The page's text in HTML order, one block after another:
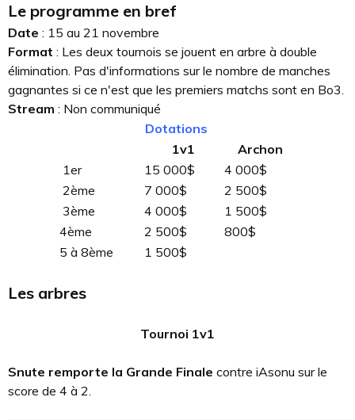
Le programme en bref
Date : 15 au 21 novembre
Format : Les deux tournois se jouent en arbre à double
élimination. Pas d'informations sur le nombre de manches
gagnantes si ce n'est que les premiers matchs sont en Bo3.
Stream : Non communiqué
Dotations
1v1
Archon
1er
15 000$
4 000$
2ème
7 000$
2 500$
3ème
4 000$
1 500$
4ème
2 500$
800$
5 à 8ème
1 500$
Les arbres
Tournoi 1v1
Snute remporte la Grande Finale contre iAsonu sur le
score de 4 à 2.